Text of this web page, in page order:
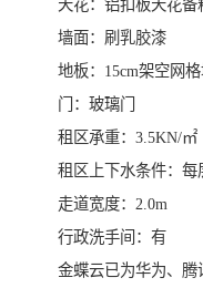
天花：铝扣板天花备
​墙面：刷乳胶漆
地板：15cm架空网
​门：玻璃门
租区承重：3.5KN/㎡
租区上下水条件：每
​走道宽度：2.0m
​行政洗手间：有
金蝶云已为华为、腾